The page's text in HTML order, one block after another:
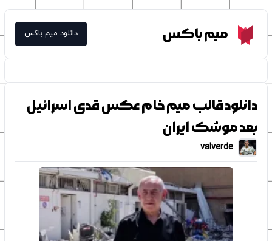
Meme Boxمیم باکس دانلود میم باکس
دانلود قالب میم خام عکس قدی اسرائیل
بعد موشک ایران
valverde